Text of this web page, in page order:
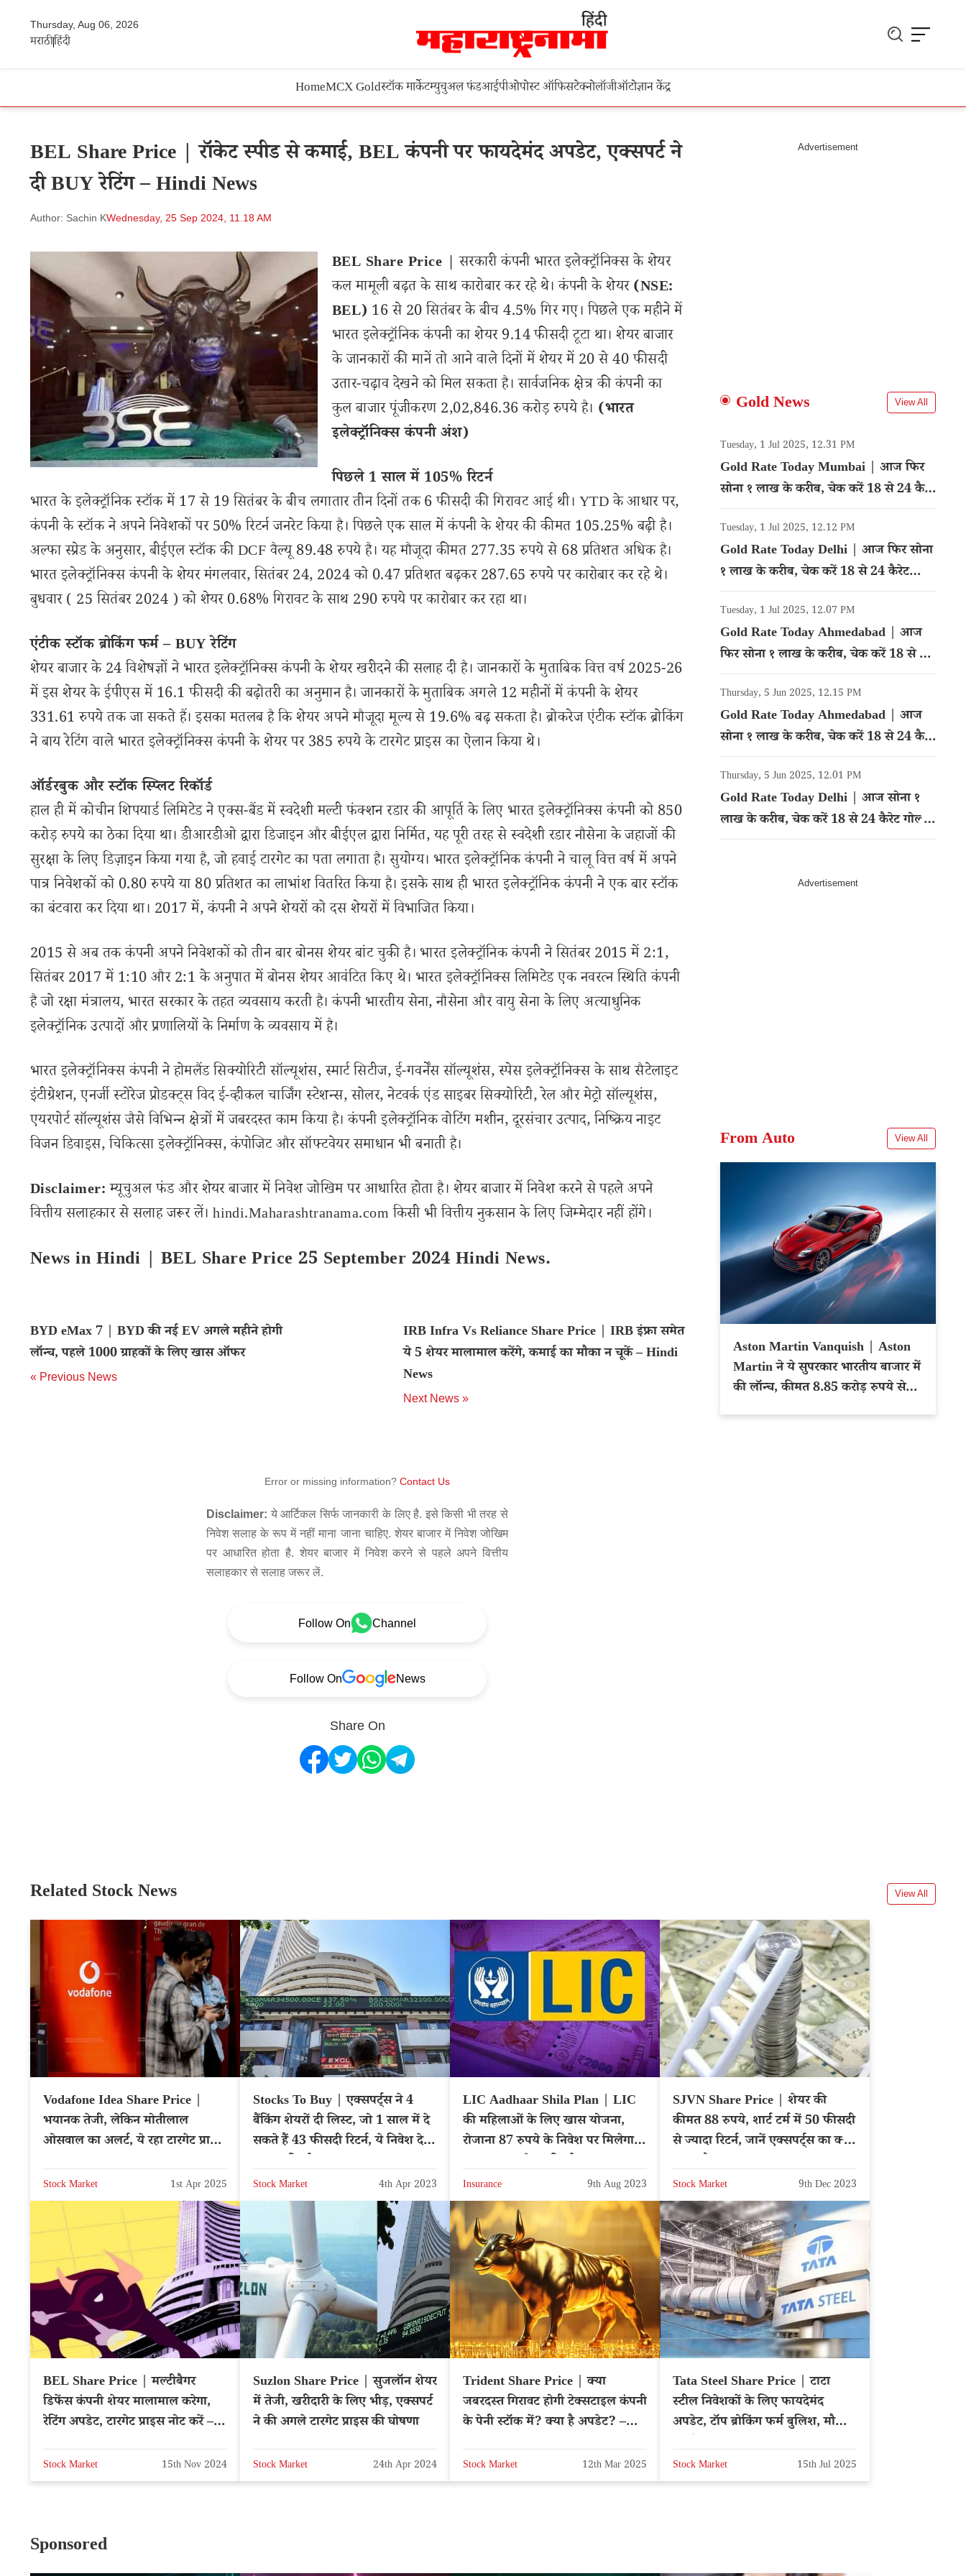
Thursday, Aug 06, 2026
मराठीहिंदी
HomeMCX Goldस्टॉक मार्केटम्युचुअल फंडआईपीओपोस्ट ऑफिसटेक्नोलॉजीऑटोज्ञान केंद्र
BEL Share Price | रॉकेट स्पीड से कमाई, BEL कंपनी पर फायदेमंद अपडेट, एक्सपर्ट ने
दी BUY रेटिंग – Hindi News
Author: Sachin KWednesday, 25 Sep 2024, 11.18 AM
BEL Share Price | सरकारी कंपनी भारत इलेक्ट्रॉनिक्स के शेयर
कल मामूली बढ़त के साथ कारोबार कर रहे थे। कंपनी के शेयर(NSE:
BEL) 16 से 20 सितंबर के बीच 4.5% गिर गए। पिछले एक महीने में
भारत इलेक्ट्रॉनिक कंपनी का शेयर 9.14 फीसदी टूटा था। शेयर बाजार
के जानकारों की मानें तो आने वाले दिनों में शेयर में 20 से 40 फीसदी
उतार-चढ़ाव देखने को मिल सकता है। सार्वजनिक क्षेत्र की कंपनी का
कुल बाजार पूंजीकरण 2,02,846.36 करोड़ रुपये है। (भारत
इलेक्ट्रॉनिक्स कंपनी अंश)
पिछले 1 साल में 105% रिटर्न
भारत के इलेक्ट्रॉनिक स्टॉक में 17 से 19 सितंबर के बीच लगातार तीन दिनों तक 6 फीसदी की गिरावट आई थी। YTD के आधार पर,
कंपनी के स्टॉक ने अपने निवेशकों पर 50% रिटर्न जनरेट किया है। पिछले एक साल में कंपनी के शेयर की कीमत 105.25% बढ़ी है।
अल्फा स्प्रेड के अनुसार, बीईएल स्टॉक की DCF वैल्यू 89.48 रुपये है। यह मौजूदा कीमत 277.35 रुपये से 68 प्रतिशत अधिक है।
भारत इलेक्ट्रॉनिक्स कंपनी के शेयर मंगलवार, सितंबर 24, 2024 को 0.47 प्रतिशत बढ़कर 287.65 रुपये पर कारोबार कर रहे थे।
बुधवार ( 25 सितंबर 2024 ) को शेयर 0.68% गिरावट के साथ 290 रुपये पर कारोबार कर रहा था।
एंटीक स्टॉक ब्रोकिंग फर्म – BUY रेटिंग
शेयर बाजार के 24 विशेषज्ञों ने भारत इलेक्ट्रॉनिक्स कंपनी के शेयर खरीदने की सलाह दी है। जानकारों के मुताबिक वित्त वर्ष 2025-26
में इस शेयर के ईपीएस में 16.1 फीसदी की बढ़ोतरी का अनुमान है। जानकारों के मुताबिक अगले 12 महीनों में कंपनी के शेयर
331.61 रुपये तक जा सकते हैं। इसका मतलब है कि शेयर अपने मौजूदा मूल्य से 19.6% बढ़ सकता है। ब्रोकरेज एंटीक स्टॉक ब्रोकिंग
ने बाय रेटिंग वाले भारत इलेक्ट्रॉनिक्स कंपनी के शेयर पर 385 रुपये के टारगेट प्राइस का ऐलान किया थे।
ऑर्डरबुक और स्टॉक स्प्लिट रिकॉर्ड
हाल ही में कोचीन शिपयार्ड लिमिटेड ने एक्स-बैंड में स्वदेशी मल्टी फंक्शन रडार की आपूर्ति के लिए भारत इलेक्ट्रॉनिक्स कंपनी को 850
करोड़ रुपये का ठेका दिया था। डीआरडीओ द्वारा डिजाइन और बीईएल द्वारा निर्मित, यह पूरी तरह से स्वदेशी रडार नौसेना के जहाजों की
सुरक्षा के लिए डिज़ाइन किया गया है, जो हवाई टारगेट का पता लगाता है। सुयोग्‍य। भारत इलेक्ट्रॉनिक कंपनी ने चालू वित्त वर्ष में अपने
पात्र निवेशकों को 0.80 रुपये या 80 प्रतिशत का लाभांश वितरित किया है। इसके साथ ही भारत इलेक्ट्रॉनिक कंपनी ने एक बार स्टॉक
का बंटवारा कर दिया था। 2017 में, कंपनी ने अपने शेयरों को दस शेयरों में विभाजित किया।
2015 से अब तक कंपनी अपने निवेशकों को तीन बार बोनस शेयर बांट चुकी है। भारत इलेक्ट्रॉनिक कंपनी ने सितंबर 2015 में 2:1,
सितंबर 2017 में 1:10 और 2:1 के अनुपात में बोनस शेयर आवंटित किए थे। भारत इलेक्ट्रॉनिक्स लिमिटेड एक नवरत्न स्थिति कंपनी
है जो रक्षा मंत्रालय, भारत सरकार के तहत व्यवसाय करती है। कंपनी भारतीय सेना, नौसेना और वायु सेना के लिए अत्याधुनिक
इलेक्ट्रॉनिक उत्पादों और प्रणालियों के निर्माण के व्यवसाय में है।
भारत इलेक्ट्रॉनिक्स कंपनी ने होमलैंड सिक्योरिटी सॉल्यूशंस, स्मार्ट सिटीज, ई-गवर्नेंस सॉल्यूशंस, स्पेस इलेक्ट्रॉनिक्स के साथ सैटेलाइट
इंटीग्रेशन, एनर्जी स्टोरेज प्रोडक्ट्स विद ई-व्हीकल चार्जिंग स्टेशन्स, सोलर, नेटवर्क एंड साइबर सिक्योरिटी, रेल और मेट्रो सॉल्यूशंस,
एयरपोर्ट सॉल्यूशंस जैसे विभिन्न क्षेत्रों में जबरदस्त काम किया है। कंपनी इलेक्ट्रॉनिक वोटिंग मशीन, दूरसंचार उत्पाद, निष्क्रिय नाइट
विजन डिवाइस, चिकित्सा इलेक्ट्रॉनिक्स, कंपोजिट और सॉफ्टवेयर समाधान भी बनाती है।
Disclaimer:म्यूचुअल फंड और शेयर बाजार में निवेश जोखिम पर आधारित होता है। शेयर बाजार में निवेश करने से पहले अपने
वित्तीय सलाहकार से सलाह जरूर लें। hindi.Maharashtranama.com किसी भी वित्तीय नुकसान के लिए जिम्मेदार नहीं होंगे।
News in Hindi | BEL Share Price 25 September 2024 Hindi News.
BYD eMax 7 | BYD की नई EV अगले महीने होगी
लॉन्च, पहले 1000 ग्राहकों के लिए खास ऑफर
« Previous News
IRB Infra Vs Reliance Share Price | IRB इंफ्रा समेत
ये 5 शेयर मालामाल करेंगे, कमाई का मौका न चूकें – Hindi
News
Next News »
Error or missing information? Contact Us
Disclaimer: ये आर्टिकल सिर्फ जानकारी के लिए है. इसे किसी भी तरह से
निवेश सलाह के रूप में नहीं माना जाना चाहिए. शेयर बाजार में निवेश जोखिम
पर आधारित होता है. शेयर बाजार में निवेश करने से पहले अपने वित्तीय
सलाहकार से सलाह जरूर लें.
Follow On Channel
Follow On News
Share On
Gold News View All
Tuesday, 1 Jul 2025, 12.31 PM
Gold Rate Today Mumbai | आज फिर
सोना १ लाख के करीब, चेक करें 18 से 24 कैरेट
गोल्ड का रेट
Tuesday, 1 Jul 2025, 12.12 PM
Gold Rate Today Delhi | आज फिर सोना
१ लाख के करीब, चेक करें 18 से 24 कैरेट
गोल्ड का रेट
Tuesday, 1 Jul 2025, 12.07 PM
Gold Rate Today Ahmedabad | आज
फिर सोना १ लाख के करीब, चेक करें 18 से 24
कैरेट गोल्ड का रेट
Thursday, 5 Jun 2025, 12.15 PM
Gold Rate Today Ahmedabad | आज
सोना १ लाख के करीब, चेक करें 18 से 24 कैरेट
गोल्ड का रेट
Thursday, 5 Jun 2025, 12.01 PM
Gold Rate Today Delhi | आज सोना १
लाख के करीब, चेक करें 18 से 24 कैरेट गोल्ड
का रेट
From Auto View All
Aston Martin Vanquish | Aston
Martin ने ये सुपरकार भारतीय बाजार में
की लॉन्च, कीमत 8.85 करोड़ रुपये से
Related Stock News View All
Vodafone Idea Share Price |
भयानक तेजी, लेकिन मोतीलाल
ओसवाल का अलर्ट, ये रहा टारगेट प्राइस
Stock Market 1st Apr 2025
Stocks To Buy | एक्सपर्ट्स ने 4
बैंकिंग शेयरों दी लिस्ट, जो 1 साल में दे
सकते हैं 43 फीसदी रिटर्न, ये निवेश देगा
Stock Market 4th Apr 2023
LIC Aadhaar Shila Plan | LIC
की महिलाओं के लिए खास योजना,
रोजाना 87 रुपये के निवेश पर मिलेगा
Insurance 9th Aug 2023
SJVN Share Price | शेयर की
कीमत 88 रुपये, शार्ट टर्म में 50 फीसदी
से ज्यादा रिटर्न, जानें एक्सपर्ट्स का क्या
Stock Market 9th Dec 2023
BEL Share Price | मल्टीबैगर
डिफेंस कंपनी शेयर मालामाल करेगा,
रेटिंग अपडेट, टारगेट प्राइस नोट करें –
Stock Market 15th Nov 2024
Suzlon Share Price | सुजलॉन शेयर
में तेजी, खरीदारी के लिए भीड़, एक्सपर्ट
ने की अगले टारगेट प्राइस की घोषणा
Stock Market 24th Apr 2024
Trident Share Price | क्या
जबरदस्त गिरावट होगी टेक्सटाइल कंपनी
के पेनी स्टॉक में? क्या है अपडेट? –
Stock Market 12th Mar 2025
Tata Steel Share Price | टाटा
स्टील निवेशकों के लिए फायदेमंद
अपडेट, टॉप ब्रोकिंग फर्म बुलिश, मौका
Stock Market 15th Jul 2025
Sponsored